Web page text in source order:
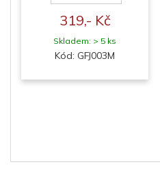
319,- Kč
Skladem: > 5 ks
Kód: GFJ003M